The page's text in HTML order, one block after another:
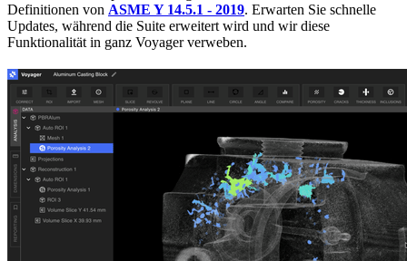
Definitionen von ASME Y 14.5.1 - 2019. Erwarten Sie schnelle
Updates, während die Suite erweitert wird und wir diese
Funktionalität in ganz Voyager verweben.